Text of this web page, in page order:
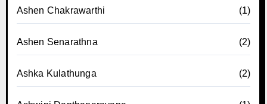
Ashen Chakrawarthi (1)
Ashen Senarathna (2)
Ashka Kulathunga (2)